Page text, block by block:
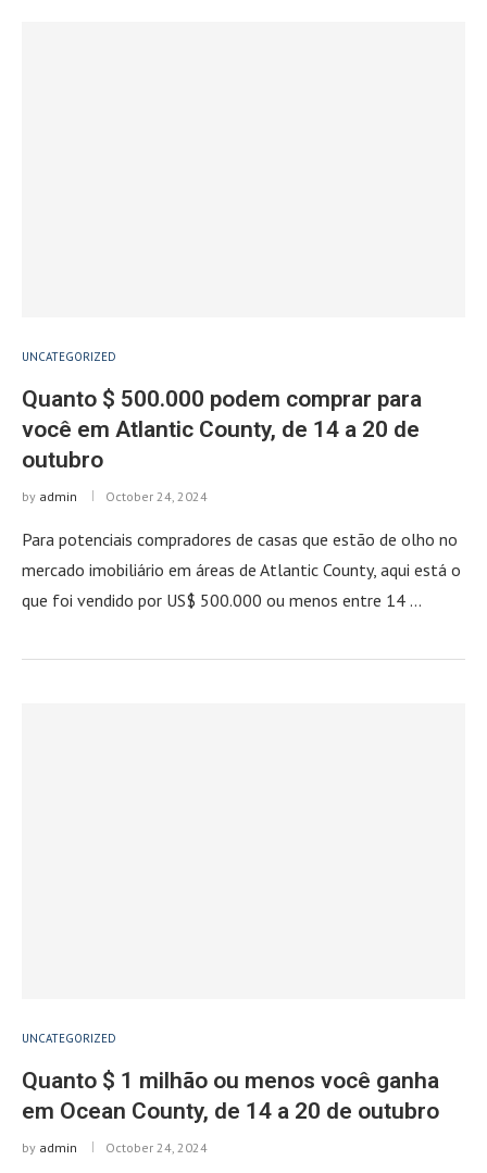
UNCATEGORIZED
Quanto $ 500.000 podem comprar para
você em Atlantic County, de 14 a 20 de
outubro
by admin October 24, 2024
Para potenciais compradores de casas que estão de olho no
mercado imobiliário em áreas de Atlantic County, aqui está o
que foi vendido por US$ 500.000 ou menos entre 14 …
UNCATEGORIZED
Quanto $ 1 milhão ou menos você ganha
em Ocean County, de 14 a 20 de outubro
by admin October 24, 2024